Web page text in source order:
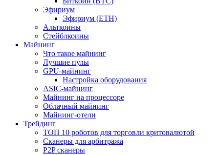
Эфириум
Эфириум (ETH)
Альткоины
Стейблкоины
Майнинг
Что такое майнинг
Лучшие пулы
GPU-майнинг
Настройка оборудования
ASIC-майнинг
Майнинг на процессоре
Облачный майнинг
Майнинг-отели
Трейдинг
ТОП 10 роботов для торговли критовалютой
Сканеры для арбитража
P2P сканеры